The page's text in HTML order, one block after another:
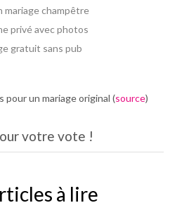
mariage champêtre
privé avec photos
gratuit sans pub
un mariage original (source)
votre vote !
à lire